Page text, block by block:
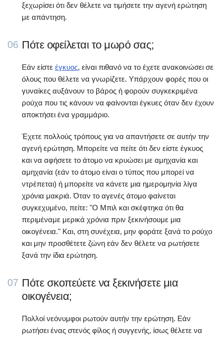
ξεχωρίσει ότι δεν θέλετε να τιμήσετε την αγενή ερώτηση
με απάντηση.
06 Πότε οφείλεται το μωρό σας;
Εάν είστε έγκυος, είναι πιθανό να το έχετε ανακοινώσει σε
όλους που θέλετε να γνωρίζετε. Υπάρχουν φορές που οι
γυναίκες αυξάνουν το βάρος ή φορούν συγκεκριμένα
ρούχα που τις κάνουν να φαίνονται έγκυες όταν δεν έχουν
αποκτήσει ένα γραμμάριο.
Έχετε πολλούς τρόπους για να απαντήσετε σε αυτήν την
αγενή ερώτηση. Μπορείτε να πείτε ότι δεν είστε έγκυος
και να αφήσετε το άτομο να κρυώσει με αμηχανία και
αμηχανία (εάν το άτομο είναι ο τύπος που μπορεί να
ντρέπεται) ή μπορείτε να κάνετε μια ημερομηνία λίγα
χρόνια μακριά. Όταν το αγενές άτομο φαίνεται
συγκεχυμένο, πείτε: "Ο Μπιλ και σκέφτηκα ότι θα
περιμέναμε μερικά χρόνια πριν ξεκινήσουμε μια
οικογένεια." Και, στη συνέχεια, μην φοράτε ξανά το ρούχο
και μην προσθέτετε ζώνη εάν δεν θέλετε να ρωτήσετε
ξανά την ίδια ερώτηση.
07 Πότε σκοπεύετε να ξεκινήσετε μια
οικογένεια;
Πολλοί νεόνυμφοι ρωτούν αυτήν την ερώτηση. Εάν
ρωτήσει ένας στενός φίλος ή συγγενής, ίσως θέλετε να